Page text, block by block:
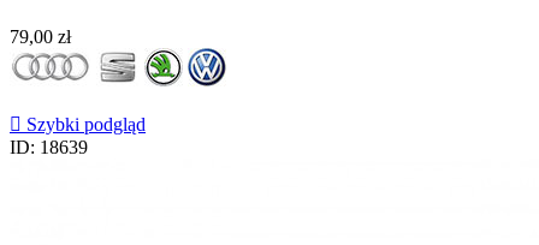
Cena
79,00 zł
 Szybki podgląd
ID: 18639